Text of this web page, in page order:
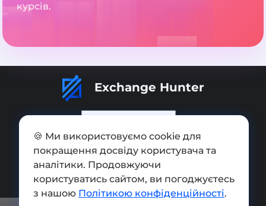
курсів.
Exchange Hunter
Додати обмінник
Мапа сайту
Press kit
🍪 Ми використовуємо cookie для
покращення досвіду користувача та
аналітики. Продовжуючи
користуватись сайтом, ви погоджуєтесь
з нашою Політикою конфіденційності.